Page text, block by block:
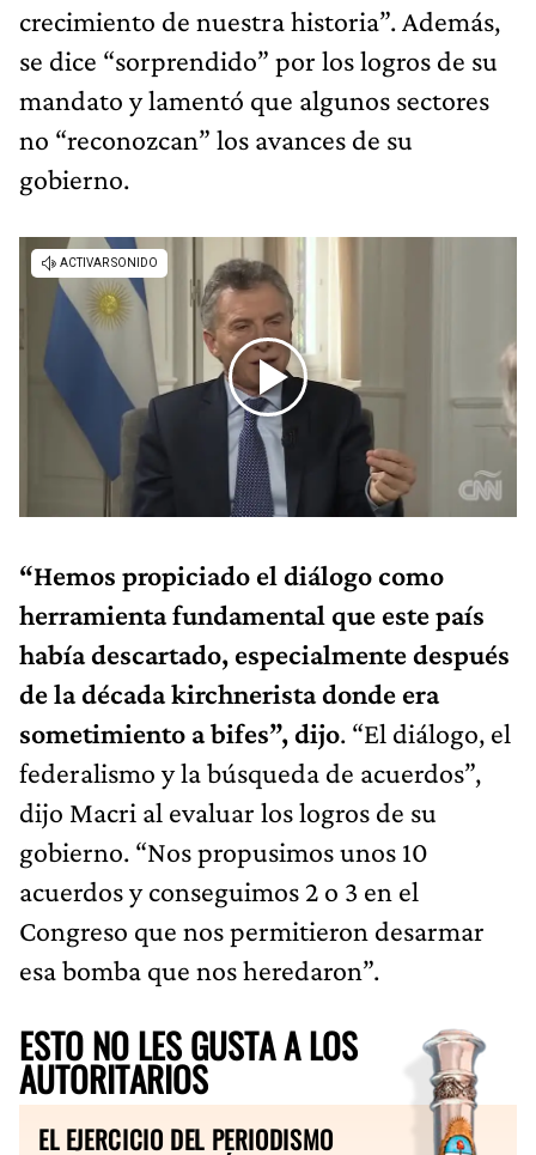
crecimiento de nuestra historia”. Además,
se dice “sorprendido” por los logros de su
mandato y lamentó que algunos sectores
no “reconozcan” los avances de su
gobierno.
“Hemos propiciado el diálogo como
herramienta fundamental que este país
había descartado, especialmente después
de la década kirchnerista donde era
sometimiento a bifes”, dijo. “El diálogo, el
federalismo y la búsqueda de acuerdos”,
dijo Macri al evaluar los logros de su
gobierno. “Nos propusimos unos 10
acuerdos y conseguimos 2 o 3 en el
Congreso que nos permitieron desarmar
esa bomba que nos heredaron”.
ESTO NO LES GUSTA A LOS
AUTORITARIOS
EL EJERCICIO DEL PERIODISMO